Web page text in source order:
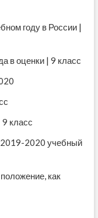
году в России |
в оценки | 9 класс
класс
2019-2020 учебный
как